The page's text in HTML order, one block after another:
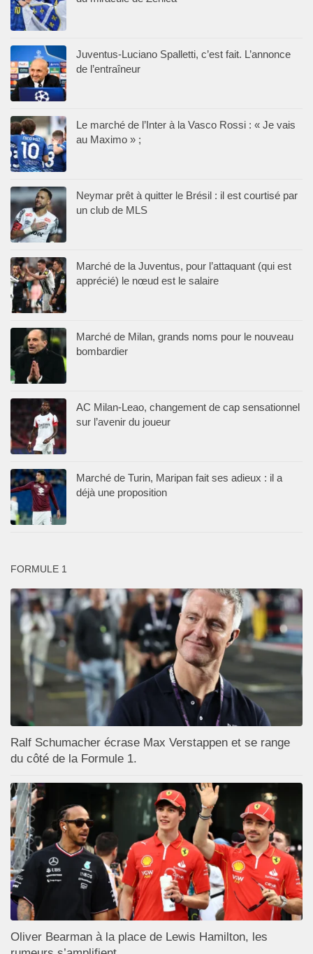
Juventus-Luciano Spalletti, c’est fait. L’annonce
de l’entraîneur
Le marché de l’Inter à la Vasco Rossi : « Je vais
au Maximo » ;
Neymar prêt à quitter le Brésil : il est courtisé par
un club de MLS
Marché de la Juventus, pour l’attaquant (qui est
apprécié) le nœud est le salaire
Marché de Milan, grands noms pour le nouveau
bombardier
AC Milan-Leao, changement de cap sensationnel
sur l’avenir du joueur
Marché de Turin, Maripan fait ses adieux : il a
déjà une proposition
FORMULE 1
Ralf Schumacher écrase Max Verstappen et se range
du côté de la Formule 1.
Oliver Bearman à la place de Lewis Hamilton, les